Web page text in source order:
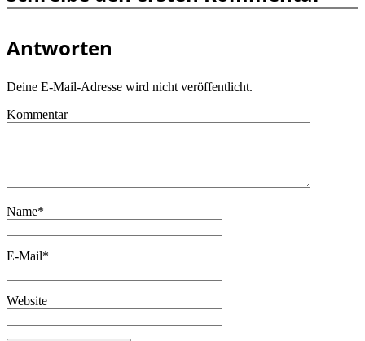
Antworten
Deine E-Mail-Adresse wird nicht veröffentlicht.
Kommentar
Name*
E-Mail*
Website